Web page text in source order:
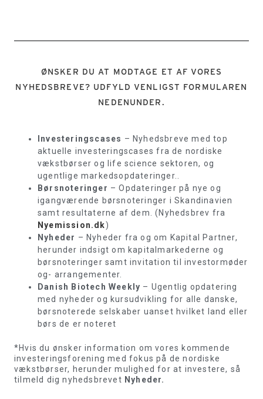
ØNSKER DU AT MODTAGE ET AF VORES
NYHEDSBREVE? UDFYLD VENLIGST FORMULAREN
NEDENUNDER.
Investeringscases – Nyhedsbreve med top
aktuelle investeringscases fra de nordiske
vækstbørser og life science sektoren, og
ugentlige markedsopdateringer..
Børsnoteringer – Opdateringer på nye og
igangværende børsnoteringer i Skandinavien
samt resultaterne af dem. (Nyhedsbrev fra
Nyemission.dk)
Nyheder – Nyheder fra og om Kapital Partner,
herunder indsigt om kapitalmarkederne og
børsnoteringer samt invitation til investormøder
og- arrangementer.
Danish Biotech Weekly – Ugentlig opdatering
med nyheder og kursudvikling for alle danske,
børsnoterede selskaber uanset hvilket land eller
børs de er noteret
*Hvis du ønsker information om vores kommende
investeringsforening med fokus på de nordiske
vækstbørser, herunder mulighed for at investere, så
tilmeld dig nyhedsbrevet Nyheder.